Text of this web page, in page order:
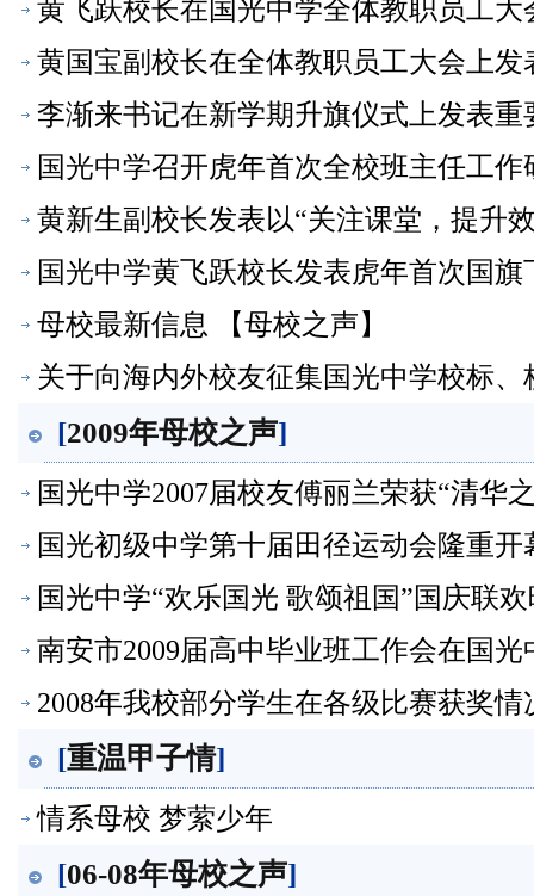
黄飞跃校长在国光中学全体教职员工
黄国宝副校长在全体教职员工大会上
讲话【母校之声】
李渐来书记在新学期升旗仪式上发表
国光中学召开虎年首次全校班主任工
黄新生副校长发表以“关注课堂，提升
国光中学黄飞跃校长发表虎年首次国
母校最新信息 【母校之声】
关于向海内外校友征集国光中学校标
[2009年母校之声]
国光中学2007届校友傅丽兰荣获“清
国光初级中学第十届田径运动会隆重
国光中学“欢乐国光 歌颂祖国”国庆联
南安市2009届高中毕业班工作会在国
2008年我校部分学生在各级比赛获奖
[重温甲子情]
情系母校 梦萦少年
[06-08年母校之声]